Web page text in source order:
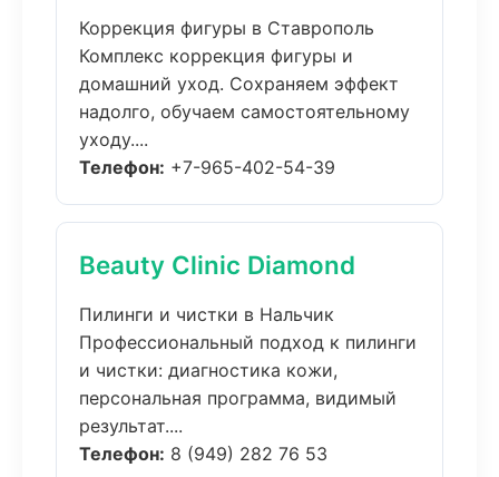
Коррекция фигуры в Ставрополь
Комплекс коррекция фигуры и
домашний уход. Сохраняем эффект
надолго, обучаем самостоятельному
уходу....
Телефон: +7-965-402-54-39
Beauty Clinic Diamond
Пилинги и чистки в Нальчик
Профессиональный подход к пилинги
и чистки: диагностика кожи,
персональная программа, видимый
результат....
Телефон: 8 (949) 282 76 53